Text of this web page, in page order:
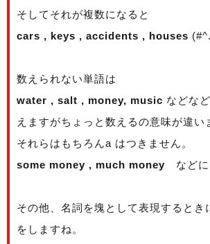
そしてそれが複数になると
cars , keys , accidents , houses
数えられない単語は
water , salt , money, music などな
えますがちょっと数えるの意味が違い
それらはもちろんa はつきません。
some money , much money などに
その他、名詞を塊として表現するとき
をしますね。